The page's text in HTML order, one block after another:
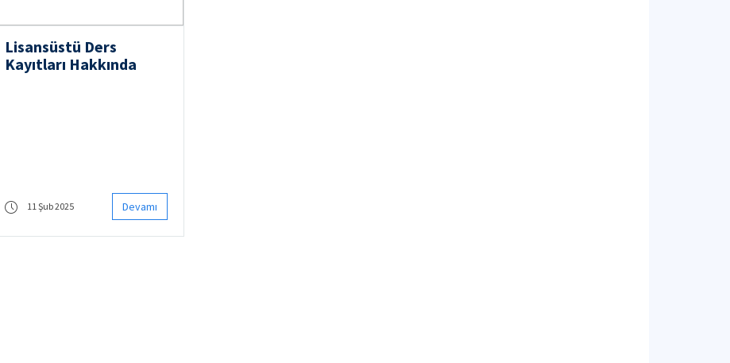
Lisansüstü Ders
Kayıtları Hakkında
11 Şub 2025 Devamı